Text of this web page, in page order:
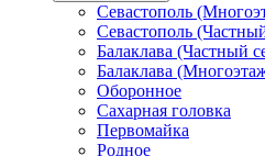
Севастополь
Севастополь
Балаклава (Частный
Балаклава
Оборонное
Сахарная головка
Первомайка
Родное